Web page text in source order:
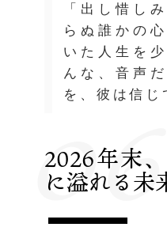
「出し惜し
らぬ誰かの
いた人生を
んな、音声
を、彼は信じ
2026年末
に溢れる未
06